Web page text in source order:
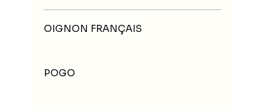
OIGNON FRANÇAIS
POGO